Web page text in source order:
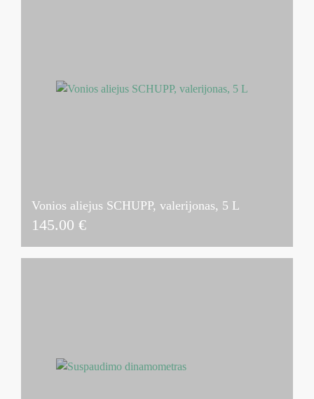
Vonios aliejus SCHUPP, valerijonas, 5 L
145.00 €